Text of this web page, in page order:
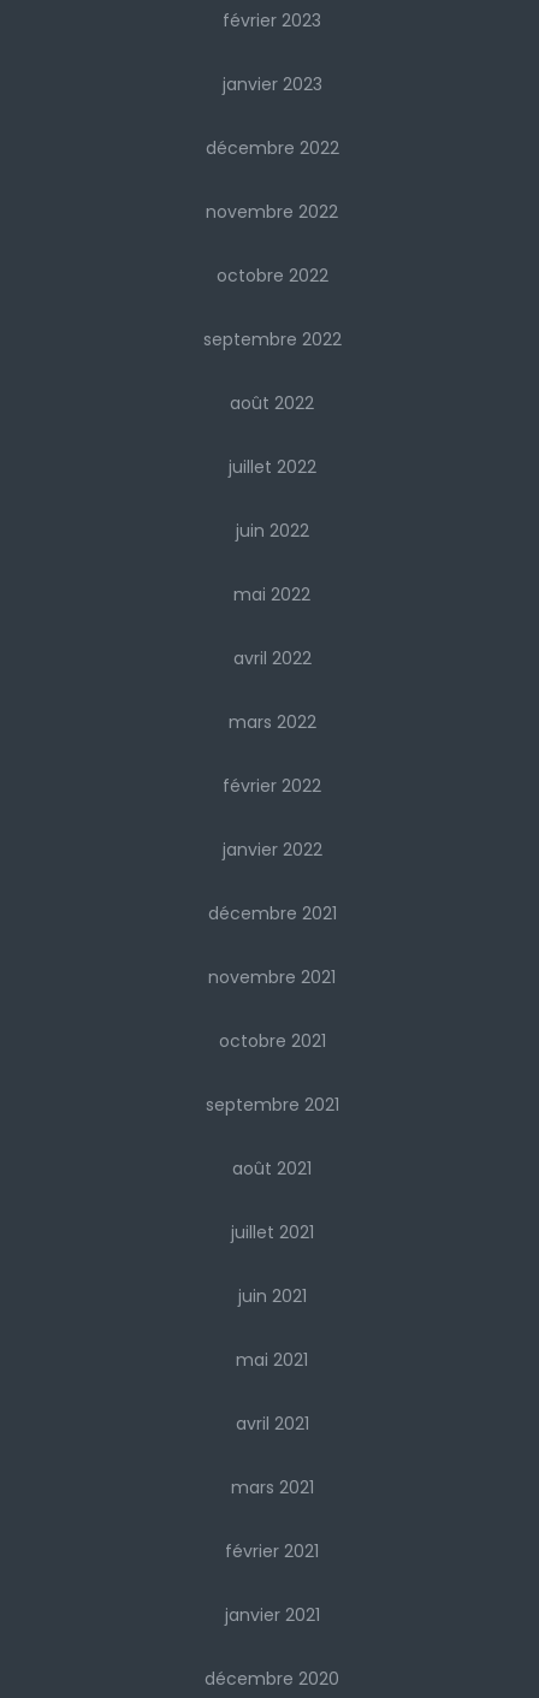
février 2023
janvier 2023
décembre 2022
novembre 2022
octobre 2022
septembre 2022
août 2022
juillet 2022
juin 2022
mai 2022
avril 2022
mars 2022
février 2022
janvier 2022
décembre 2021
novembre 2021
octobre 2021
septembre 2021
août 2021
juillet 2021
juin 2021
mai 2021
avril 2021
mars 2021
février 2021
janvier 2021
décembre 2020